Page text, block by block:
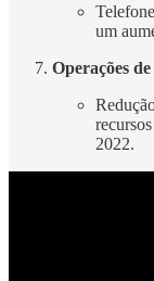
um
Operações
2022.